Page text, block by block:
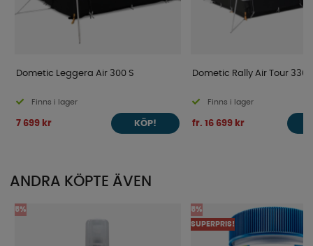
Dometic Leggera Air 300 S
Finns i lager
7 699 kr KÖP!
Dometic Rally Air Tour 330
Finns i lager
fr. 16 699 kr
ANDRA KÖPTE ÄVEN
5%
5%
SUPERPRIS!